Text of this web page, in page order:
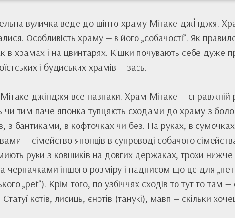
вуличка веде до шінто-храму Мітаке-джі́нджя.
Особливість храму — в його „собачості”. Як
в храмах і на цвинтарях. Кішки почувають себе дуже
і будиських храмів — зась.
джінджя все навпаки. Храм Мітаке —
чи тим паче японка тупцяють сходами до храму з
з бантиками, в кофточках чи без. На руках, в сумочках
— сімейство японців в супроводі собачого
руки з ковшиків на довгих держаках, трохи нижче
черпачками іншого розміру і надписом що це для
„pet”). Крім того, по узбіччях сходів то тут то там
котів, лисиць, єнотів (танукі), мавп — скільки